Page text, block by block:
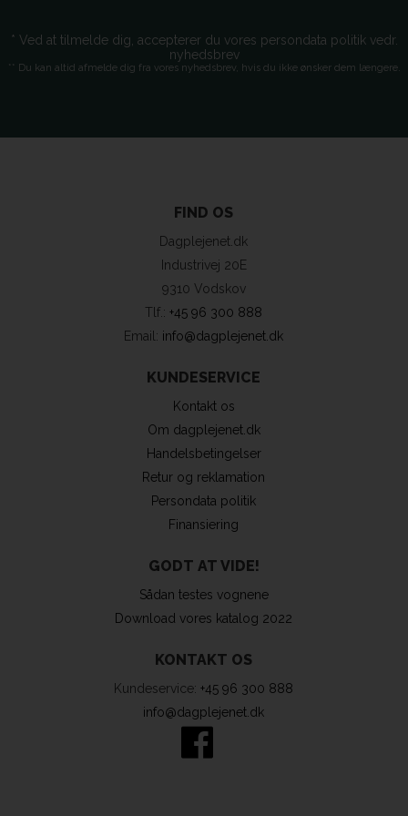
* Ved at tilmelde dig, accepterer du vores persondata politik vedr.
nyhedsbrev
** Du kan altid afmelde dig fra vores nyhedsbrev, hvis du ikke ønsker dem længere.
FIND OS
Dagplejenet.dk
Industrivej 20E
9310 Vodskov
Tlf.:+45 96 300 888
Email: info@dagplejenet.dk
KUNDESERVICE
Kontakt os
Om dagplejenet.dk
Handelsbetingelser
Retur og reklamation
Persondata politik
Finansiering
GODT AT VIDE!
Sådan testes vognene
Download vores katalog 2022
KONTAKT OS
Kundeservice:+45 96 300 888
info@dagplejenet.dk